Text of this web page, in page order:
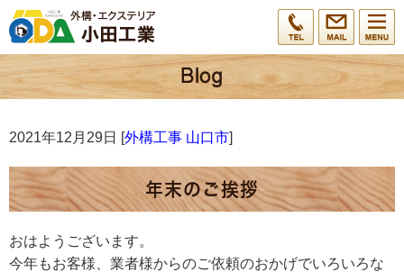
2021年12月29日 [外構工事 山口市]
年末のご挨拶
おはようございます。
今年もお客様、業者様からのご依頼のおかげでいろいろな